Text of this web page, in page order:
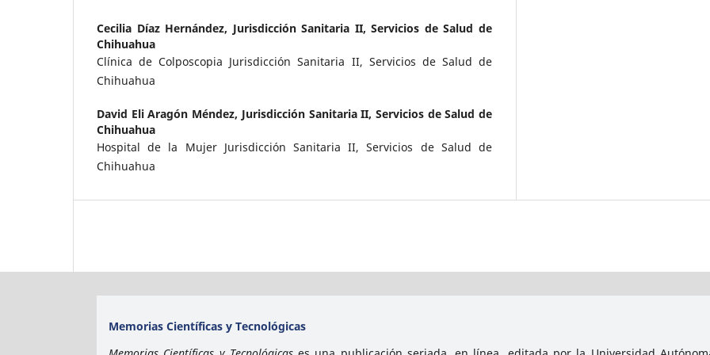
Cecilia Díaz Hernández, Jurisdicción Sanitaria II, Servicios de Salud de
Chihuahua
Clínica de Colposcopia Jurisdicción Sanitaria II, Servicios de Salud de
Chihuahua
David Eli Aragón Méndez, Jurisdicción Sanitaria II, Servicios de Salud de
Chihuahua
Hospital de la Mujer Jurisdicción Sanitaria II, Servicios de Salud de
Chihuahua
Memorias Científicas y Tecnológicas